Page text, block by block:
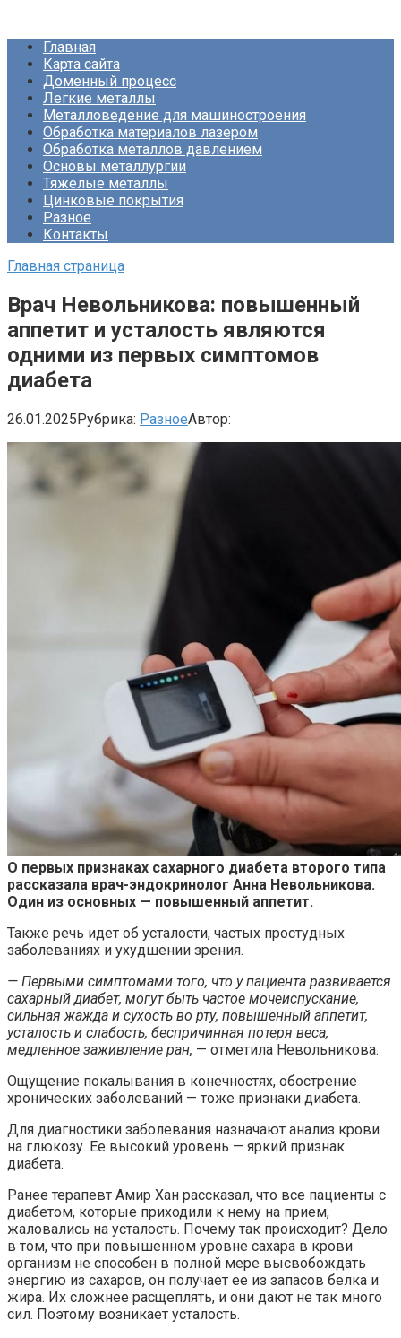
контентуГлавная
Карта сайта
Доменный процесс
Легкие металлы
Металловедение для машиностроения
Обработка материалов лазером
Обработка металлов давлением
Основы металлургии
Тяжелые металлы
Цинковые покрытия
Разное
Контакты
Главная страница
Врач Невольникова: повышенный
аппетит и усталость являются
одними из первых симптомов
диабета
26.01.2025Рубрика: РазноеАвтор:
О первых признаках сахарного диабета второго типа
рассказала врач-эндокринолог Анна Невольникова.
Один из основных — повышенный аппетит.
Также речь идет об усталости, частых простудных
заболеваниях и ухудшении зрения.
— Первыми симптомами того, что у пациента развивается
сахарный диабет, могут быть частое мочеиспускание,
сильная жажда и сухость во рту, повышенный аппетит,
усталость и слабость, беспричинная потеря веса,
медленное заживление ран, — отметила Невольникова.
Ощущение покалывания в конечностях, обострение
хронических заболеваний — тоже признаки диабета.
Для диагностики заболевания назначают анализ крови
на глюкозу. Ее высокий уровень — яркий признак
диабета.
Ранее терапевт Амир Хан рассказал, что все пациенты с
диабетом, которые приходили к нему на прием,
жаловались на усталость. Почему так происходит? Дело
в том, что при повышенном уровне сахара в крови
организм не способен в полной мере высвобождать
энергию из сахаров, он получает ее из запасов белка и
жира. Их сложнее расщеплять, и они дают не так много
сил. Поэтому возникает усталость.